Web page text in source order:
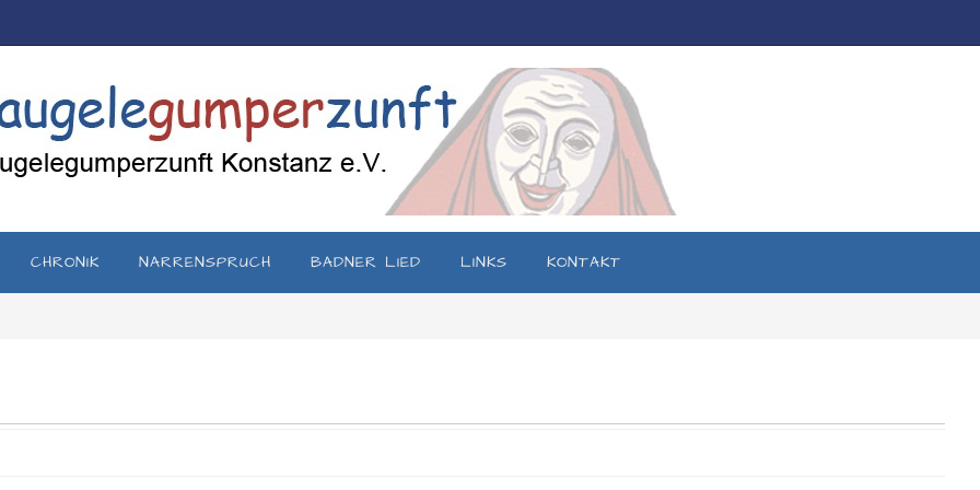
CHRONIK NARRENSPRUCH BADNER LIED LINKS KONTAKT